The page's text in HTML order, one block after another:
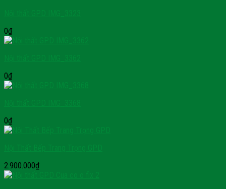
0₫
0₫
0₫
2.900.000₫